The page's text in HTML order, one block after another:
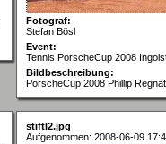
Fotograf:
Stefan Bösl
Event:
Tennis PorscheCup 2008
Bildbeschreibung:
PorscheCup 2008 Phillip Regnat
stiftl2.jpg
Aufgenommen: 2008-06-09